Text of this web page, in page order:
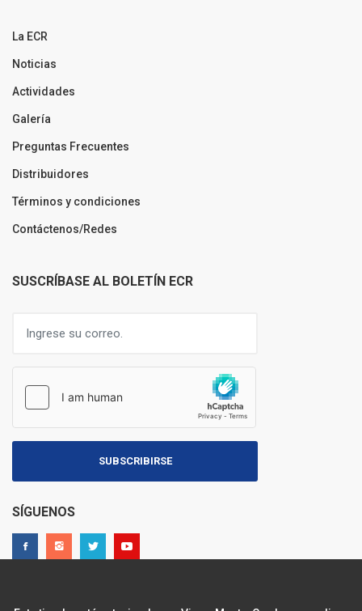
La ECR
Noticias
Actividades
Galería
Preguntas Frecuentes
Distribuidores
Términos y condiciones
Contáctenos/Redes
SUSCRÍBASE AL BOLETÍN ECR
SUBSCRIBIRSE
SÍGUENOS